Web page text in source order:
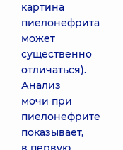
картина
пиелонефрита
может
существенно
отличаться).
Анализ
мочи при
пиелонефрите
показывает,